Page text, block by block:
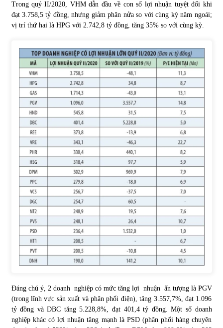
Trong quý II/2020, VHM dẫn đầu về con số lợi nhuận tuyệt đối khi
đạt 3.758,5 tỷ đồng, nhưng giảm phân nửa so với cùng kỳ năm ngoái;
vị trí thứ hai là HPG với 2.742,8 tỷ đồng, tăng 35% so với cùng kỳ.
Đáng chú ý, 2 doanh nghiệp có mức tăng lợi nhuận ấn tượng là PGV
(trong lĩnh vực sản xuất và phân phối điện), tăng 3.557,7%, đạt 1.096
tỷ đồng và DBC tăng 5.228,8%, đạt 401,4 tỷ đồng. Một số doanh
nghiệp khác có lợi nhuận tăng mạnh là PSD (phân phối hàng chuyên